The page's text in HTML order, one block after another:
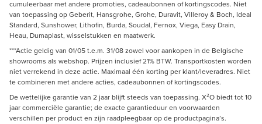
cumuleerbaar met andere promoties, cadeaubonnen of kortingscodes. Niet
van toepassing op Geberit, Hansgrohe, Grohe, Duravit, Villeroy & Boch, Ideal
Standard, Sunshower, Lithofin, Burda, Soudal, Fernox, Viega, Easy Drain,
Heau, Dumaplast, wisselstukken en maatwerk.
***Actie geldig van 01/05 t.e.m. 31/08 zowel voor aankopen in de Belgische
showrooms als webshop. Prijzen inclusief 21% BTW. Transportkosten worden
niet verrekend in deze actie. Maximaal één korting per klant/leveradres. Niet
te combineren met andere acties, cadeaubonnen of kortingscodes.
De wettelijke garantie van 2 jaar blijft steeds van toepassing. X²O biedt tot 10
jaar commerciële garantie; de exacte garantieduur en voorwaarden
verschillen per product en zijn raadpleegbaar op de productpagina’s.